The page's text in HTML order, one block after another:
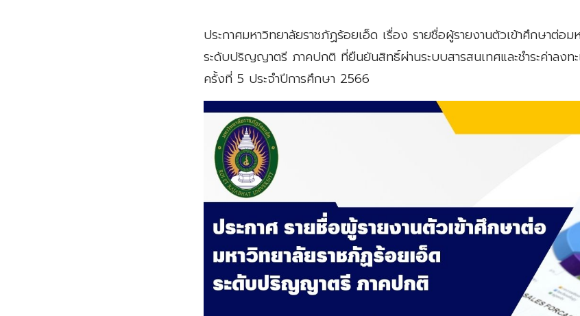
ประกาศมหาวิทยาลัยราชภัฏร้อยเอ็ด เรื่อง รายชื่อผู้รายงานตัวเข้าศึกษาต่อ
ระดับปริญญาตรี ภาคปกติ ที่ยืนยันสิทธิ์ผ่านระบบสารสนเทศและชำระค่าลงท
ครั้งที่ 5 ประจำปีการศึกษา 2566